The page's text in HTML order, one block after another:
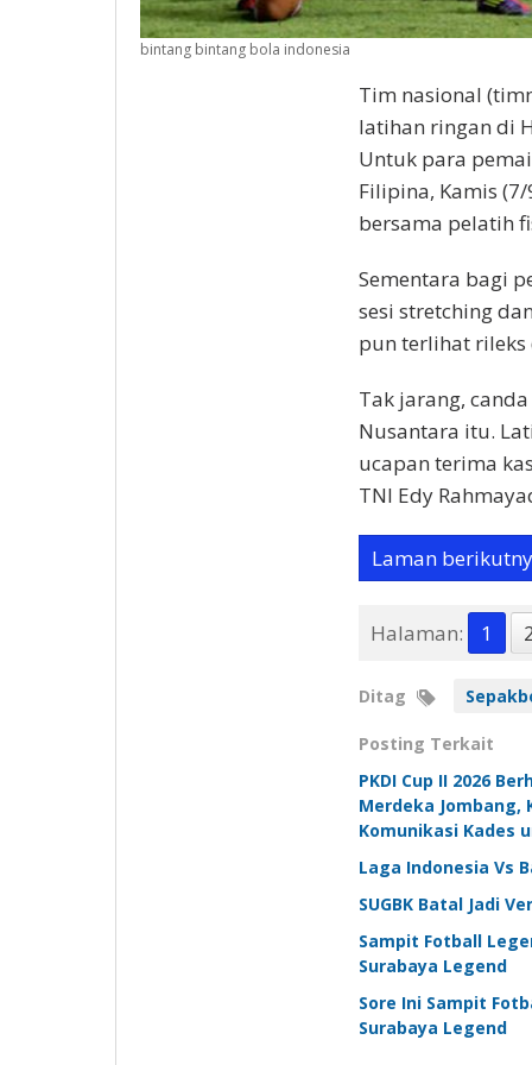
bintang bintang bola indonesia
Tim nasional
latihan ringan di
Untuk para
Filipina, Kamis
bersama pelatih
Sementara bagi
sesi stretching
pun terlihat rileks
Tak jarang,
Nusantara itu.
ucapan terima
TNI Edy
Laman
Halaman: 1
Ditag
Posting Terkait
PKDI Cup II 2026
Merdeka Jombang,
Komunikasi Kades
Laga Indonesia Vs
SUGBK Batal Jadi
Sampit Fotball
Surabaya Legend
Sore Ini Sampit
Surabaya Legend